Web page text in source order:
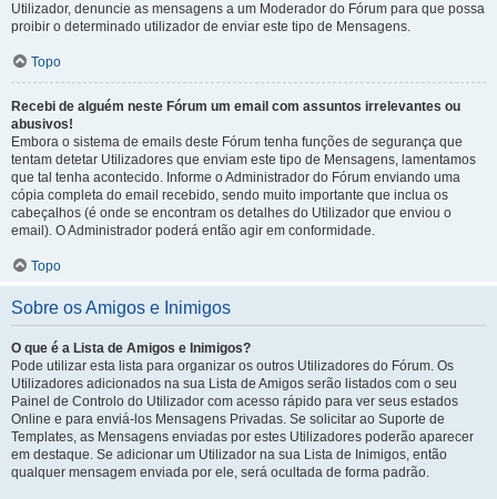
Utilizador, denuncie as mensagens a um Moderador do Fórum para que possa
proibir o determinado utilizador de enviar este tipo de Mensagens.
Topo
Recebi de alguém neste Fórum um email com assuntos irrelevantes ou
abusivos!
Embora o sistema de emails deste Fórum tenha funções de segurança que
tentam detetar Utilizadores que enviam este tipo de Mensagens, lamentamos
que tal tenha acontecido. Informe o Administrador do Fórum enviando uma
cópia completa do email recebido, sendo muito importante que inclua os
cabeçalhos (é onde se encontram os detalhes do Utilizador que enviou o
email). O Administrador poderá então agir em conformidade.
Topo
Sobre os Amigos e Inimigos
O que é a Lista de Amigos e Inimigos?
Pode utilizar esta lista para organizar os outros Utilizadores do Fórum. Os
Utilizadores adicionados na sua Lista de Amigos serão listados com o seu
Painel de Controlo do Utilizador com acesso rápido para ver seus estados
Online e para enviá-los Mensagens Privadas. Se solicitar ao Suporte de
Templates, as Mensagens enviadas por estes Utilizadores poderão aparecer
em destaque. Se adicionar um Utilizador na sua Lista de Inimigos, então
qualquer mensagem enviada por ele, será ocultada de forma padrão.